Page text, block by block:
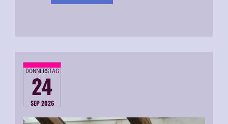
DONNERSTAG
24
SEP 2026